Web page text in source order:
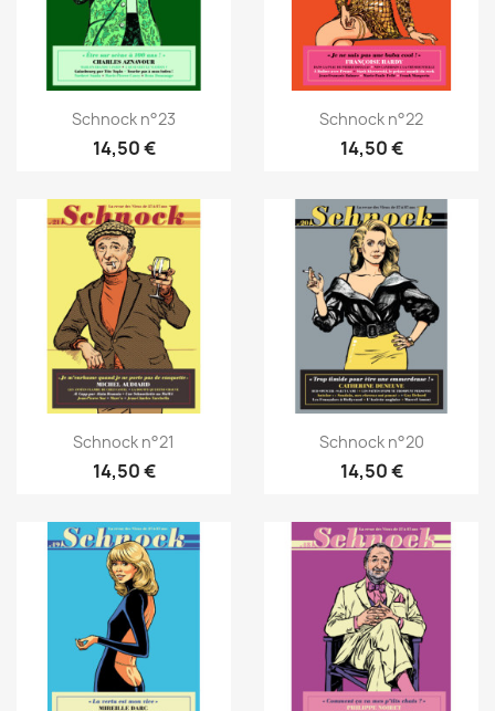
Schnock n°23
14,50 €
Schnock n°22
14,50 €
Schnock n°21
14,50 €
Schnock n°20
14,50 €